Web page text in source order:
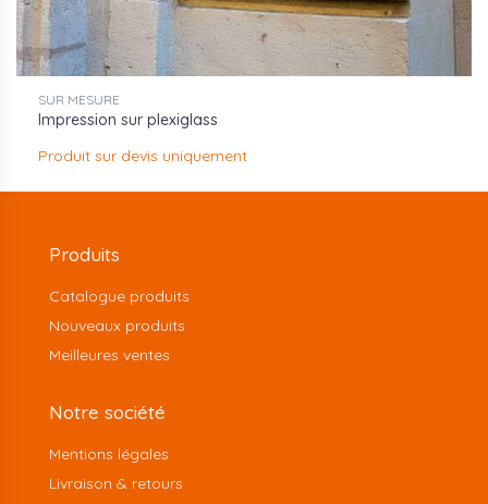
SUR MESURE
Impression sur plexiglass
Produit sur devis uniquement
Produits
Catalogue produits
Nouveaux produits
Meilleures ventes
Notre société
Mentions légales
Livraison & retours